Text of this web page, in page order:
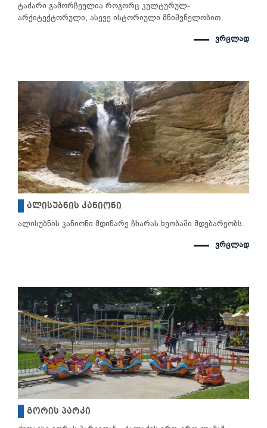
ტაძარი გამორჩეულია როგორც კულტურულ-
არქიტექტორული, ასევე ისტორიული მნიშვნელობით.
ვრცლად
ალისუბნის კანიონი
ალისუბნის კანიონი მდინარე ჩხარას ხეობაში მდებარეობს.
ვრცლად
გორის პარკი